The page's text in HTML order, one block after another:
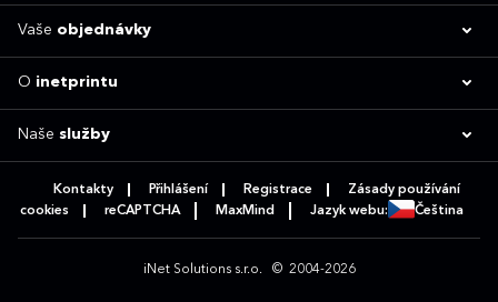
Vaše objednávky
O inetprintu
Naše služby
Kontakty Přihlášení Registrace
Zásady používání
cookies
reCAPTCHA MaxMind Jazyk webu: Čeština
iNet Solutions s.r.o. © 2004-2026